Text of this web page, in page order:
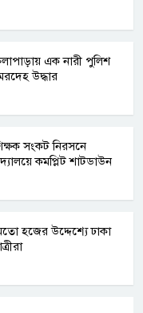
এক নারী পুলিশ
উদ্ধার
সংকট নিরসনে
কমপ্লিট শাটডাউন
হজের উদ্দেশ্যে ঢাকা